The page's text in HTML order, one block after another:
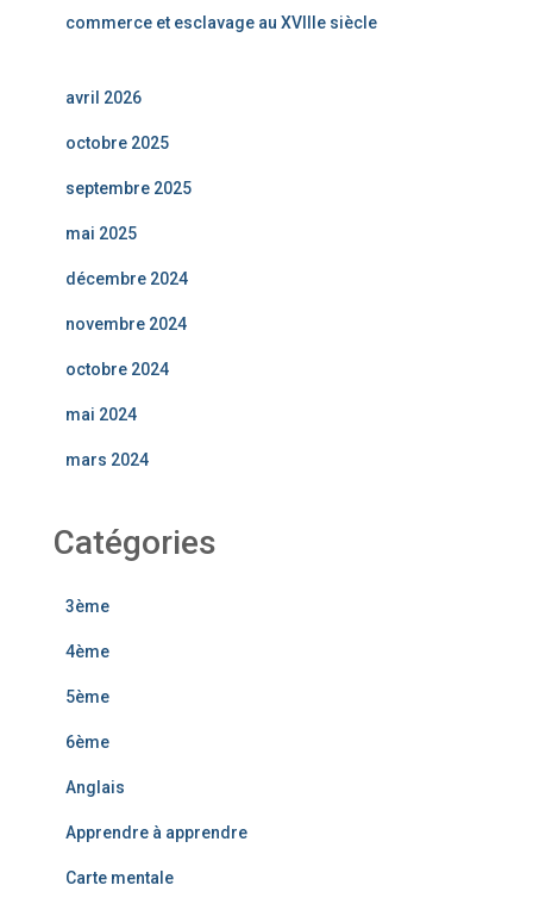
commerce et esclavage au XVIIIe siècle
avril 2026
octobre 2025
septembre 2025
mai 2025
décembre 2024
novembre 2024
octobre 2024
mai 2024
mars 2024
Catégories
3ème
4ème
5ème
6ème
Anglais
Apprendre à apprendre
Carte mentale